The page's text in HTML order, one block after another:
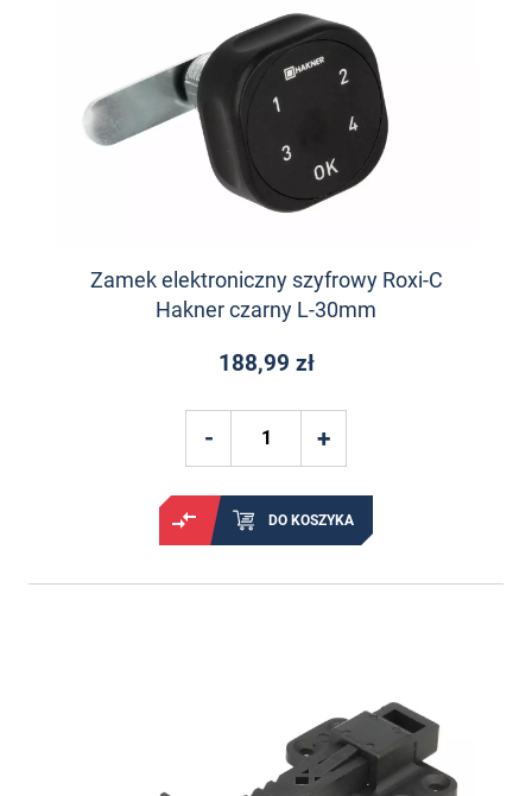
Zamek elektroniczny szyfrowy Roxi-C
Hakner czarny L-30mm
188,99 zł
DO KOSZYKA